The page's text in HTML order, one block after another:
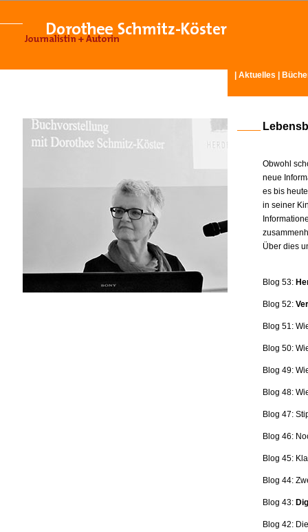
Aktuelles
Obwohl
neue
es bis
in seiner
Über dies
Blog 53:
Blog 52:
Blog 51:
Blog 50:
Blog 49:
Blog 48:
Blog 47:
Blog 46:
Blog 45:
Blog 44:
Blog 43:
Blog 42: